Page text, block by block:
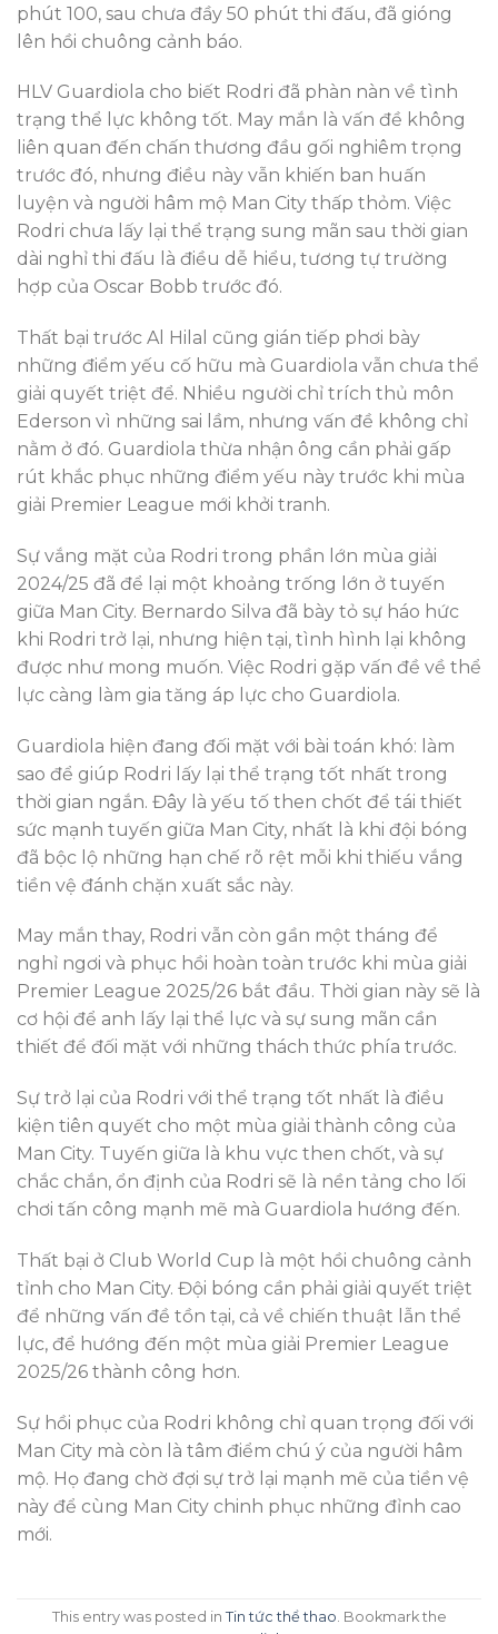
phút 100, sau chưa đầy 50 phút thi đấu, đã gióng
lên hồi chuông cảnh báo.
HLV Guardiola cho biết Rodri đã phàn nàn về tình
trạng thể lực không tốt. May mắn là vấn đề không
liên quan đến chấn thương đầu gối nghiêm trọng
trước đó, nhưng điều này vẫn khiến ban huấn
luyện và người hâm mộ Man City thấp thỏm. Việc
Rodri chưa lấy lại thể trạng sung mãn sau thời gian
dài nghỉ thi đấu là điều dễ hiểu, tương tự trường
hợp của Oscar Bobb trước đó.
Thất bại trước Al Hilal cũng gián tiếp phơi bày
những điểm yếu cố hữu mà Guardiola vẫn chưa thể
giải quyết triệt để. Nhiều người chỉ trích thủ môn
Ederson vì những sai lầm, nhưng vấn đề không chỉ
nằm ở đó. Guardiola thừa nhận ông cần phải gấp
rút khắc phục những điểm yếu này trước khi mùa
giải Premier League mới khởi tranh.
Sự vắng mặt của Rodri trong phần lớn mùa giải
2024/25 đã để lại một khoảng trống lớn ở tuyến
giữa Man City. Bernardo Silva đã bày tỏ sự háo hức
khi Rodri trở lại, nhưng hiện tại, tình hình lại không
được như mong muốn. Việc Rodri gặp vấn đề về thể
lực càng làm gia tăng áp lực cho Guardiola.
Guardiola hiện đang đối mặt với bài toán khó: làm
sao để giúp Rodri lấy lại thể trạng tốt nhất trong
thời gian ngắn. Đây là yếu tố then chốt để tái thiết
sức mạnh tuyến giữa Man City, nhất là khi đội bóng
đã bộc lộ những hạn chế rõ rệt mỗi khi thiếu vắng
tiền vệ đánh chặn xuất sắc này.
May mắn thay, Rodri vẫn còn gần một tháng để
nghỉ ngơi và phục hồi hoàn toàn trước khi mùa giải
Premier League 2025/26 bắt đầu. Thời gian này sẽ là
cơ hội để anh lấy lại thể lực và sự sung mãn cần
thiết để đối mặt với những thách thức phía trước.
Sự trở lại của Rodri với thể trạng tốt nhất là điều
kiện tiên quyết cho một mùa giải thành công của
Man City. Tuyến giữa là khu vực then chốt, và sự
chắc chắn, ổn định của Rodri sẽ là nền tảng cho lối
chơi tấn công mạnh mẽ mà Guardiola hướng đến.
Thất bại ở Club World Cup là một hồi chuông cảnh
tỉnh cho Man City. Đội bóng cần phải giải quyết triệt
để những vấn đề tồn tại, cả về chiến thuật lẫn thể
lực, để hướng đến một mùa giải Premier League
2025/26 thành công hơn.
Sự hồi phục của Rodri không chỉ quan trọng đối với
Man City mà còn là tâm điểm chú ý của người hâm
mộ. Họ đang chờ đợi sự trở lại mạnh mẽ của tiền vệ
này để cùng Man City chinh phục những đỉnh cao
mới.
This entry was posted in Tin tức thể thao. Bookmark the